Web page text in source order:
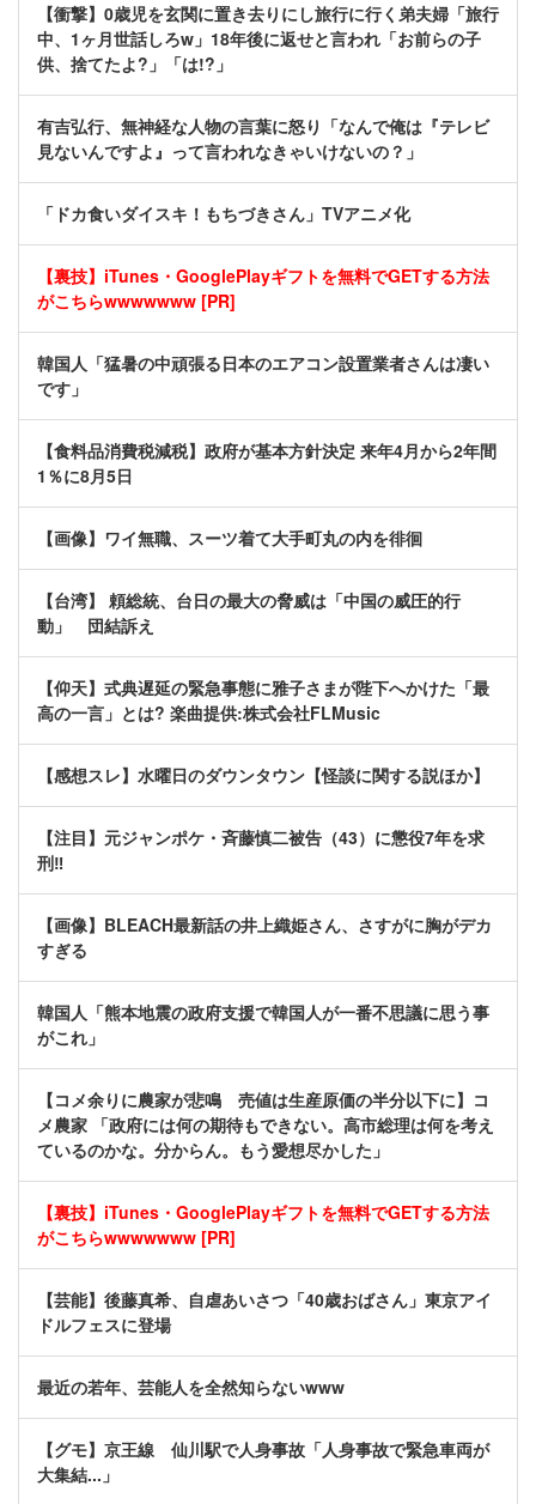
【衝撃】0歳児を玄関に置き去りにし旅行に行く弟夫婦「旅行
中、1ヶ月世話しろw」18年後に返せと言われ「お前らの子
供、捨てたよ?」「は!?」
有吉弘行、無神経な人物の言葉に怒り「なんで俺は『テレビ
見ないんですよ』って言われなきゃいけないの？」
「ドカ食いダイスキ！もちづきさん」TVアニメ化
【裏技】iTunes・GooglePlayギフトを無料でGETする方法
がこちらwwwwwww [PR]
韓国人「猛暑の中頑張る日本のエアコン設置業者さんは凄い
です」
【食料品消費税減税】政府が基本方針決定 来年4月から2年間
1％に8月5日
【画像】ワイ無職、スーツ着て大手町丸の内を徘徊
【台湾】 頼総統、台日の最大の脅威は「中国の威圧的行
動」 団結訴え
【仰天】式典遅延の緊急事態に雅子さまが陛下へかけた「最
高の一言」とは? 楽曲提供:株式会社FLMusic
【感想スレ】水曜日のダウンタウン【怪談に関する説ほか】
【注目】元ジャンポケ・斉藤慎二被告（43）に懲役7年を求
刑‼
【画像】BLEACH最新話の井上織姫さん、さすがに胸がデカ
すぎる
韓国人「熊本地震の政府支援で韓国人が一番不思議に思う事
がこれ」
【コメ余りに農家が悲鳴 売値は生産原価の半分以下に】コ
メ農家 「政府には何の期待もできない。高市総理は何を考え
ているのかな。分からん。もう愛想尽かした」
【裏技】iTunes・GooglePlayギフトを無料でGETする方法
がこちらwwwwwww [PR]
【芸能】後藤真希、自虐あいさつ「40歳おばさん」東京アイ
ドルフェスに登場
最近の若年、芸能人を全然知らないwww
【グモ】京王線 仙川駅で人身事故「人身事故で緊急車両が
大集結...」